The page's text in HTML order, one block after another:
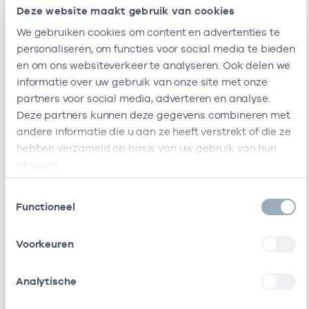
Deze website maakt gebruik van cookies
We gebruiken cookies om content en advertenties te
personaliseren, om functies voor social media te bieden
en om ons websiteverkeer te analyseren. Ook delen we
informatie over uw gebruik van onze site met onze
partners voor social media, adverteren en analyse.
Deze partners kunnen deze gegevens combineren met
andere informatie die u aan ze heeft verstrekt of die ze
hebben verzameld op basis van uw gebruik van hun
Functioneel
Voorkeuren
Analytische
Naam Adres AGB-code
S&H
Huisartsen
- 01-05-2023
S&H
Huisartsen
Edamstraat
1507JB
Zaandam
- 01-05-2023
zorgverleners